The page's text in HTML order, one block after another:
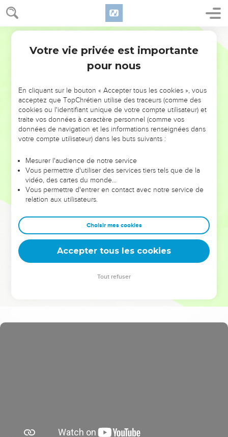
NE MANQUEZ PAS L’ÉVÉNEMENT
DE L’ANNÉE !
ET SI LEURS ERREURS POUVAIENT VOUS ÉVITER LES
VOTRES ?
leur foi ou leur vision. Mais on voit moins les doutes, les erreurs
et les saisons difficiles qu'ils ont traversés, alors même que ce
sont elles qui les ont façonnés.
Dans cette conférence, leaders, entrepreneurs, et responsables
clés pour avancer avec plus de sagesse afin que leurs erreurs
deviennent vos tremplins. Que vous guidiez un ministère, une
équipe, un groupe ou une famille, leur expérience est faite
Votre vie privée est importante
pour nous
En cliquant sur le bouton « Accepter tous les cookies », vous
acceptez que TopChrétien utilise des traceurs (comme des
cookies ou l'identifiant unique de votre compte utilisateur) et
traite vos données à caractère personnel (comme vos
données de navigation et les informations renseignées dans
votre compte utilisateur) dans les buts suivants :
Mesurer l'audience de notre service
Vous permettre d'utiliser des services tiers tels que de la
vidéo, des cartes du monde…
Vous permettre d'entrer en contact avec notre service de
relation aux utilisateurs.
Choisir mes cookies
Accepter tous les cookies
Tout refuser